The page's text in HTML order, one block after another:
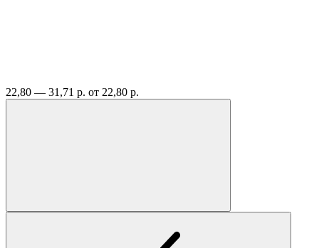
22,80 — 31,71 р. от 22,80 р.